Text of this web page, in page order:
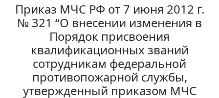
Приказ МЧС РФ от 7 июня 2012 г.
№ 321 “О внесении изменения в
Порядок присвоения
квалификационных званий
сотрудникам федеральной
противопожарной службы,
утвержденный приказом МЧС